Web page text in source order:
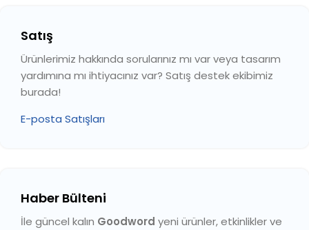
Satış
Ürünlerimiz hakkında sorularınız mı var veya tasarım
yardımına mı ihtiyacınız var? Satış destek ekibimiz
burada!
E-posta Satışları
Haber Bülteni
İle güncel kalın Goodword yeni ürünler, etkinlikler ve